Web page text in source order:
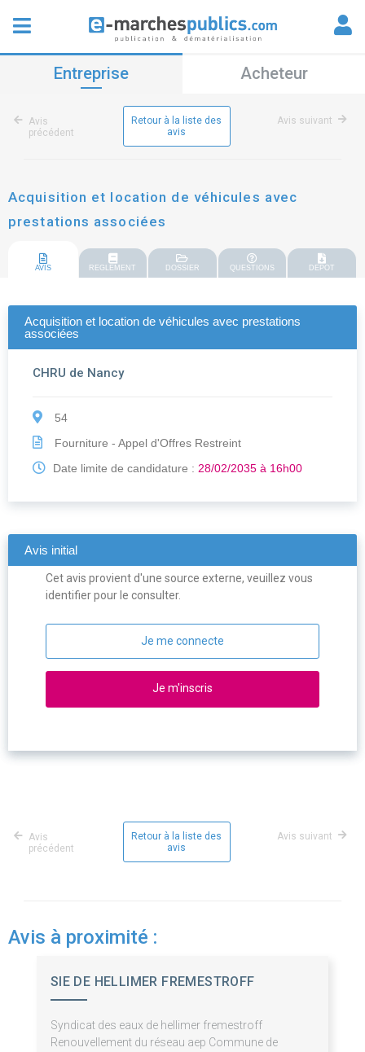
Entreprise Acheteur
Avis
précédent
Retour à la liste des
avis
Avis suivant
Acquisition et location de véhicules avec
prestations associées
AVIS REGLEMENT DOSSIER QUESTIONS DEPOT
Acquisition et location de véhicules avec prestations
associées
CHRU de Nancy
54
Fourniture - Appel d'Offres Restreint
Date limite de candidature : 28/02/2035 à 16h00
Avis initial
Cet avis provient d'une source externe, veuillez vous
identifier pour le consulter.
Je me connecte
Je m'inscris
Avis
précédent
Retour à la liste des
avis
Avis suivant
Avis à proximité :
SIE DE HELLIMER FREMESTROFF
Syndicat des eaux de hellimer fremestroff
Renouvellement du réseau aep Commune de